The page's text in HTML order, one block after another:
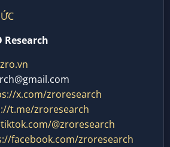
Research
x.com/zroresearch
t.me/zroresearch
@zroresearch
facebook.com/zroresearch